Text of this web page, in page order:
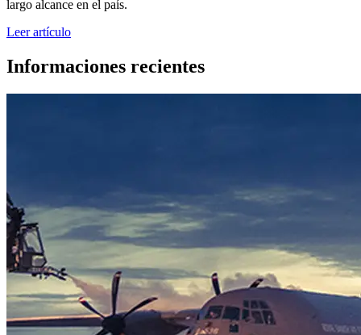
largo alcance en el país.
Leer artículo
Informaciones recientes